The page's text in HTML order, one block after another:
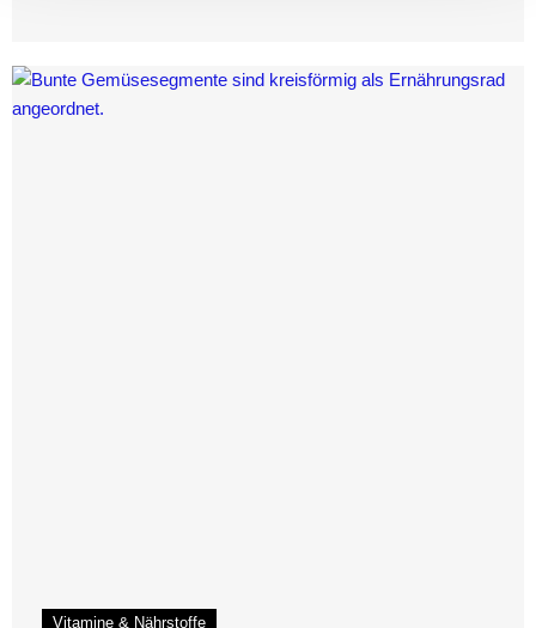
Vitamine & Nährstoffe